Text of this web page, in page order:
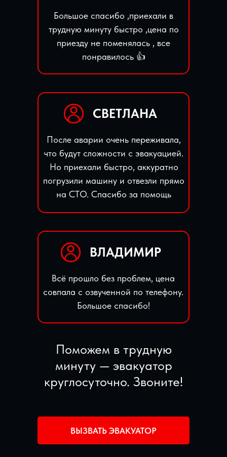
Поможем в трудную
минуту — эвакуатор
круглосуточно. Звоните!
Большое спасибо ,приехали в
трудную минуту быстро ,цена по
приезду не поменялась , все
понравилось 👍
СВЕТЛАНА
После аварии очень переживала,
что будут сложности с эвакуацией.
Но приехали быстро, аккуратно
погрузили машину и отвезли прямо
на СТО. Спасибо за помощь
ВЛАДИМИР
Всё прошло без проблем, цена
совпала с озвученной по телефону.
Большое спасибо!
ВЫЗВАТЬ ЭВАКУАТОР